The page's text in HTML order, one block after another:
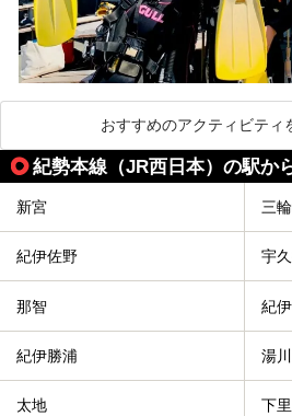
おすすめのアクティビティ
紀勢本線（JR西日本）の駅か
新宮 三
紀伊佐野 宇
那智 紀
紀伊勝浦 湯川
太地 下里